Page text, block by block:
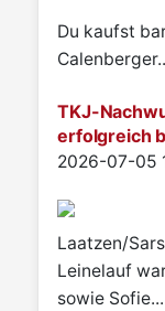
Du kaufst
TKJ-
erfolgreich
Details
2026-07-05
Laatzen/
Leinelauf
sowie Sofie...